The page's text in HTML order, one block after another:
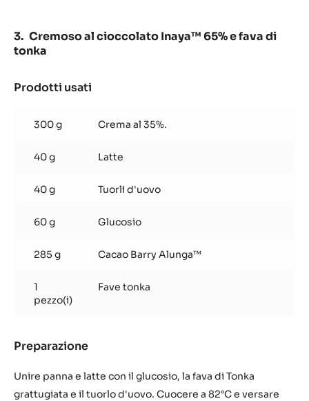
Cremoso al cioccolato Inaya™ 65% e fava di
tonka
Prodotti usati
cioccolato
65%
fava
tonka
300 g Crema al 35%.
40 g Latte
40 g Tuorli d'uovo
60 g Glucosio
285 g Cacao Barry Alunga™
1
pezzo(i)
Fave tonka
Preparazione
al
cioccolato
Unire panna e latte con il glucosio, la fava di Tonka
grattugiata e il tuorlo d'uovo. Cuocere a 82°C e versare